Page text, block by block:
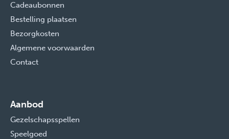
Cadeaubonnen
Bestelling plaatsen
Bezorgkosten
Algemene voorwaarden
Contact
Aanbod
Gezelschapsspellen
Speelgoed